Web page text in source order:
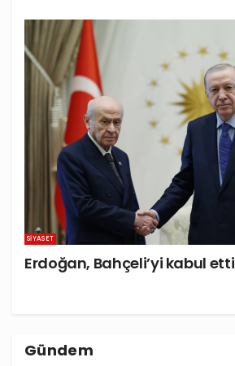
SIYASET
Erdoğan, Bahçeli’yi kabul etti
Gündem